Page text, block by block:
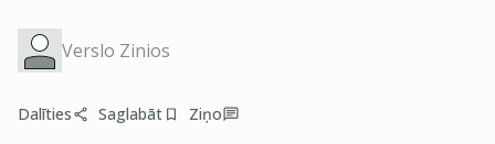
Verslo Zinios
Dalīties Saglabāt Ziņo